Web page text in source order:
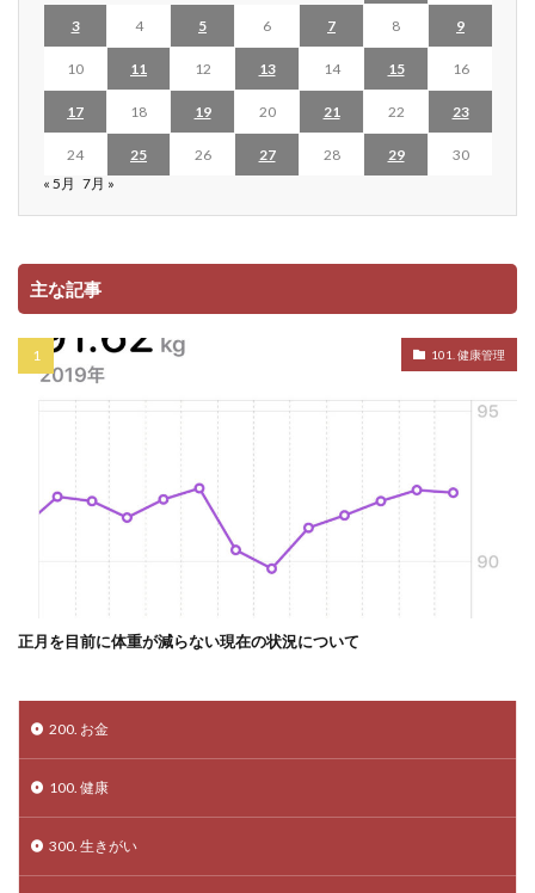
3 4 5 6 7 8 9
10 11 12 13 14 15 16
17 18 19 20 21 22 23
24 25 26 27 28 29
30
« 5月 7月 »
主な記事
101. 健康管理
正月を目前に体重が減らない現在の状況について
200. お金
100. 健康
300. 生きがい